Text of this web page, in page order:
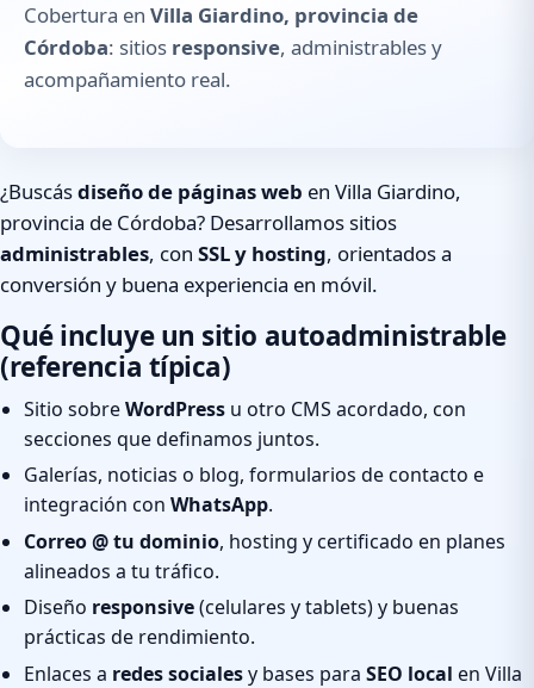
Cobertura en Villa Giardino, provincia de
Córdoba: sitios responsive, administrables y
acompañamiento real.
¿Buscásdiseño de páginas web en Villa Giardino,
provincia de Córdoba? Desarrollamos sitios
administrables, con SSL y hosting, orientados a
conversión y buena experiencia en móvil.
Qué incluye un sitio autoadministrable
(referencia típica)
Sitio sobreWordPress u otro CMS acordado, con
secciones que definamos juntos.
Galerías, noticias o blog, formularios de contacto e
integración con WhatsApp.
Correo @ tu dominio, hosting y certificado en planes
alineados a tu tráfico.
Diseño responsive(celulares y tablets) y buenas
prácticas de rendimiento.
Enlaces a redes socialesy bases para SEO local en Villa